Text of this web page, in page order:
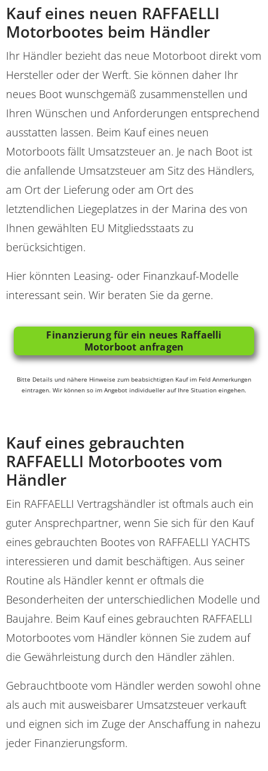
Kauf eines neuen RAFFAELLI
Motorbootes beim Händler
Ihr Händler bezieht das neue Motorboot direkt vom
Hersteller oder der Werft. Sie können daher Ihr
neues Boot wunschgemäß zusammenstellen und
Ihren Wünschen und Anforderungen entsprechend
ausstatten lassen. Beim Kauf eines neuen
Motorboots fällt Umsatzsteuer an. Je nach Boot ist
die anfallende Umsatzsteuer am Sitz des Händlers,
am Ort der Lieferung oder am Ort des
letztendlichen Liegeplatzes in der Marina des von
Ihnen gewählten EU Mitgliedsstaats zu
berücksichtigen.
Hier könnten Leasing- oder Finanzkauf-Modelle
interessant sein. Wir beraten Sie da gerne.
Finanzierung für ein neues Raffaelli
Motorboot anfragen
Bitte Details und nähere Hinweise zum beabsichtigten Kauf im Feld Anmerkungen
eintragen. Wir können so im Angebot individueller auf Ihre Situation eingehen.
Kauf eines gebrauchten
RAFFAELLI Motorbootes vom
Händler
Ein RAFFAELLI Vertragshändler ist oftmals auch ein
guter Ansprechpartner, wenn Sie sich für den Kauf
eines gebrauchten Bootes von RAFFAELLI YACHTS
interessieren und damit beschäftigen. Aus seiner
Routine als Händler kennt er oftmals die
Besonderheiten der unterschiedlichen Modelle und
Baujahre. Beim Kauf eines gebrauchten RAFFAELLI
Motorbootes vom Händler können Sie zudem auf
die Gewährleistung durch den Händler zählen.
Gebrauchtboote vom Händler werden sowohl ohne
als auch mit ausweisbarer Umsatzsteuer verkauft
und eignen sich im Zuge der Anschaffung in nahezu
jeder Finanzierungsform.